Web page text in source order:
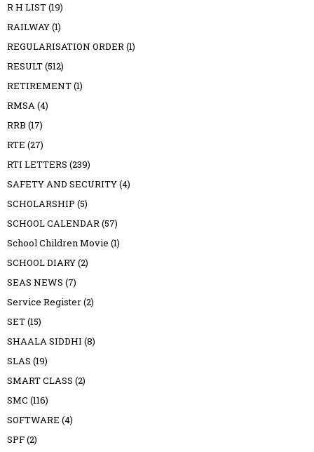
R H LIST(19)
RAILWAY(1)
REGULARISATION ORDER(1)
RESULT(512)
RETIREMENT(1)
RMSA(4)
RRB (17)
RTE (27)
RTI LETTERS (239)
SAFETY AND SECURITY(4)
SCHOLARSHIP (5)
SCHOOL CALENDAR(57)
School Children Movie (1)
SCHOOL DIARY(2)
SEAS NEWS (7)
Service Register(2)
SET(15)
SHAALA SIDDHI (8)
SLAS (19)
SMART CLASS (2)
SMC (116)
SOFTWARE (4)
SPF(2)